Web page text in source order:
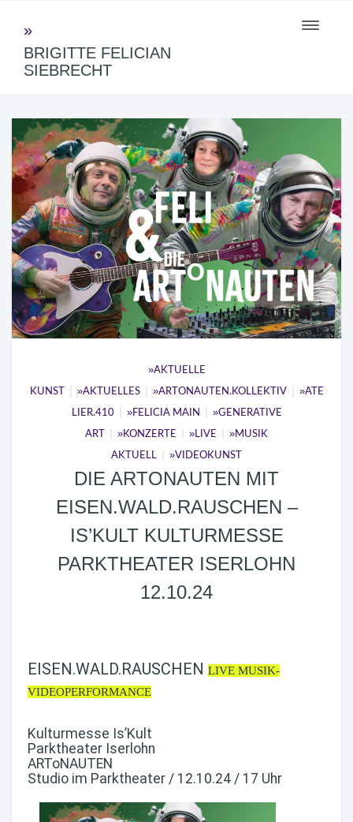
Toggle
BRIGITTE FELICIAN
SIEBRECHT
AKTUELLE
KUNST AKTUELLES ARTONAUTEN.KOLLEKTIV ATE
LIER.410 FELICIA MAIN GENERATIVE
ART KONZERTE LIVE MUSIK
AKTUELL VIDEOKUNST
DIE ARTONAUTEN MIT
EISEN.WALD.RAUSCHEN –
IS’KULT KULTURMESSE
PARKTHEATER ISERLOHN
12.10.24
EISEN.WALD.RAUSCHEN LIVE MUSIK-
VIDEOPERFORMANCE
Kulturmesse Is’Kult
Parktheater Iserlohn
ARToNAUTEN
Studio im Parktheater / 12.10.24 / 17 Uhr